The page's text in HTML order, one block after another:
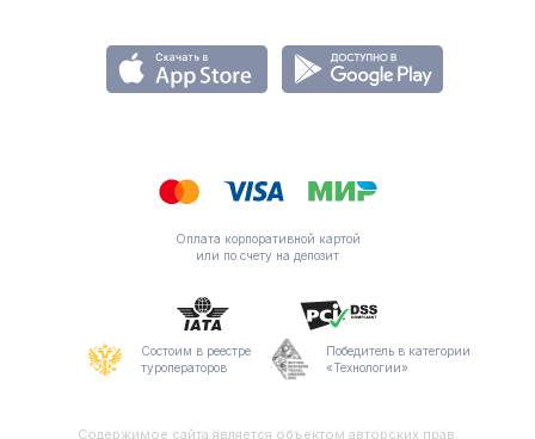
Оплата корпоративной картой
или по счету на депозит
Состоим в реестре
туроператоров
Победитель в категории
«Технологии»
Содержимое сайта является объектом авторских прав.